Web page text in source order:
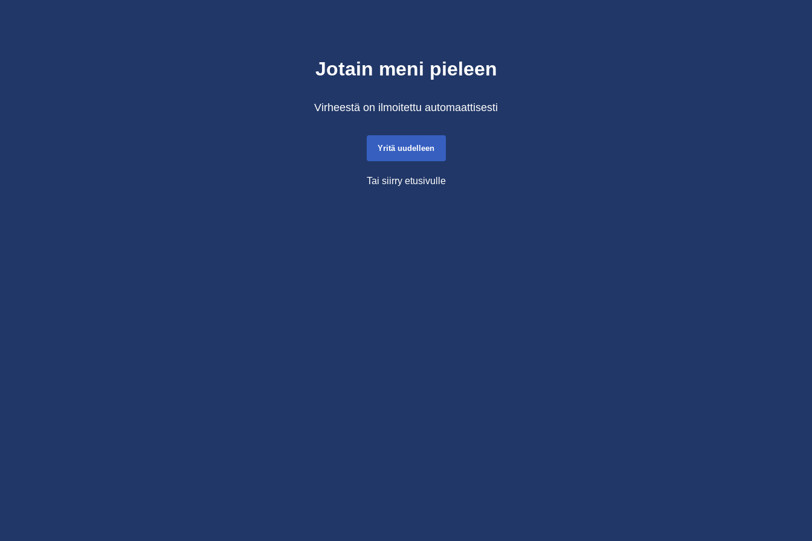
Jotain meni pieleen
Virheestä on ilmoitettu automaattisesti
Yritä uudelleen
Tai siirry etusivulle